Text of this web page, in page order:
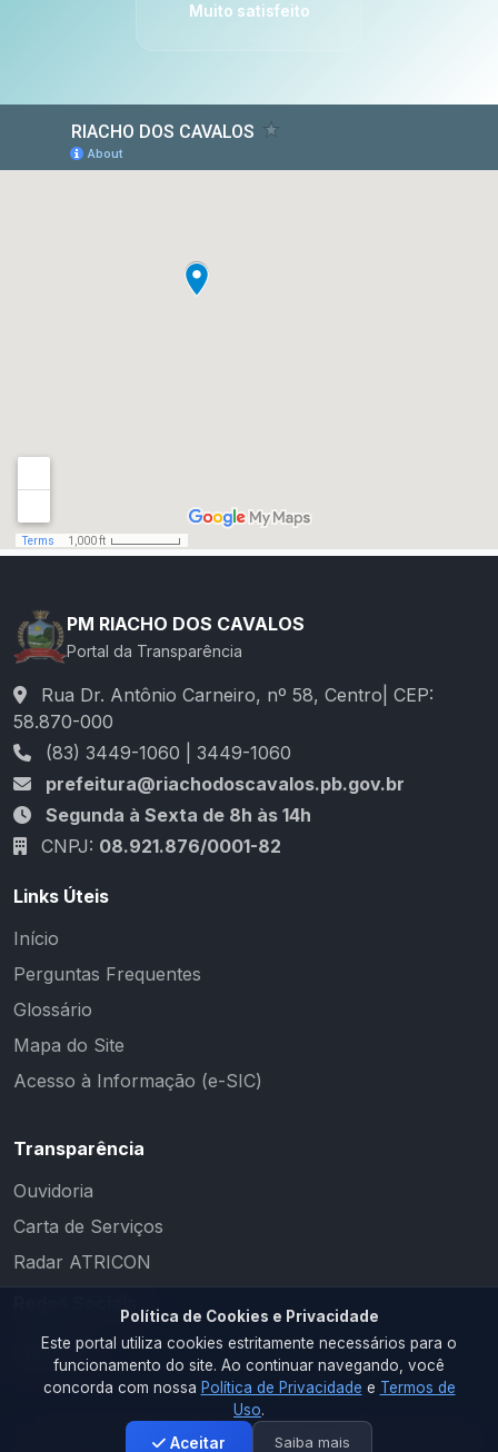
Muito satisfeito
PM RIACHO DOS CAVALOS
Portal da Transparência
Rua Dr. Antônio Carneiro, nº 58, Centro| CEP:
58.870-000
(83) 3449-1060 | 3449-1060
prefeitura@riachodoscavalos.pb.gov.br
Segunda à Sexta de 8h às 14h
CNPJ: 08.921.876/0001-82
Links Úteis
Início
Perguntas Frequentes
Glossário
Mapa do Site
Acesso à Informação (e-SIC)
Transparência
Ouvidoria
Carta de Serviços
Radar ATRICON
2026 © PM RIACHO DOS CAVALOS. Todos os direitos reservados.
Política de Cookies e Privacidade
Este portal utiliza cookies estritamente necessários para o
funcionamento do site. Ao continuar navegando, você
concorda com nossa Política de Privacidade e Termos de
Uso.
Aceitar
Saiba mais